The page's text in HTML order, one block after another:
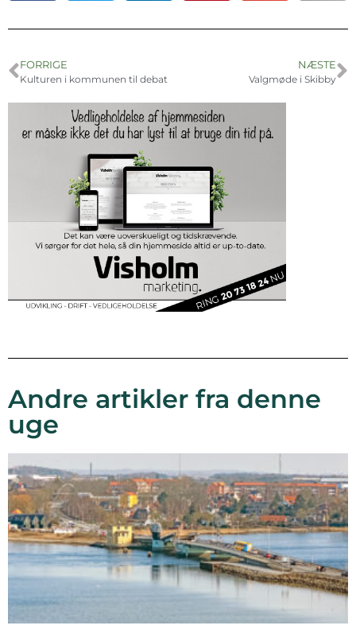
FORRIGE
Kulturen i kommunen til debat
NÆSTE
Valgmøde i Skibby
Andre artikler fra denne
uge